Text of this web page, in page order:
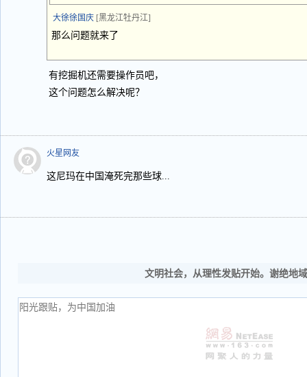
大徐徐国庆 [黑龙江牡丹江]
那么问题就来了
有挖掘机还需要操作员吧，
这个问题怎么解决呢？
火星网友
这尼玛在中国淹死完那些球...
文明社会，从理性发贴开始。谢绝地